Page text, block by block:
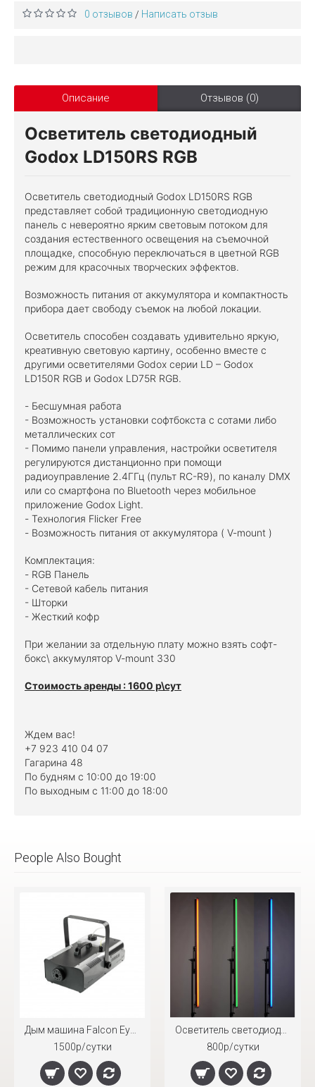
0 отзывов / Написать отзыв
Описание Отзывов (0)
Осветитель светодиодный
Godox LD150RS RGB
Осветитель светодиодный Godox LD150RS RGB
представляет собой традиционную светодиодную
панель с невероятно ярким световым потоком для
создания естественного освещения на съемочной
площадке, способную переключаться в цветной RGB
режим для красочных творческих эффектов.
Возможность питания от аккумулятора и компактность
прибора дает свободу съемок на любой локации.
Осветитель способен создавать удивительно яркую,
креативную световую картину, особенно вместе с
другими осветителями Godox серии LD – Godox
LD150R RGB и Godox LD75R RGB.
- Бесшумная работа
- Возможность установки софтбокста с сотами либо
металлических сот
- Помимо панели управления, настройки осветителя
регулируются дистанционно при помощи
радиоуправление 2.4ГГц (пульт RC-R9), по каналу DMX
или со смартфона по Bluetooth через мобильное
приложение Godox Light.
- Технология Flicker Free
- Возможность питания от аккумулятора ( V-mount )
Комплектация:
- RGB Панель
- Сетевой кабель питания
- Шторки
- Жесткий кофр
При желании за отдельную плату можно взять софт-
бокс\ аккумулятор V-mount 330
Стоимость аренды : 1600 р\сут
Ждем вас!
+7 923 410 04 07
Гагарина 48
По будням с 10:00 до 19:00
По выходным с 11:00 до 18:00
People Also Bought
1500р/сутки
800р/сутки